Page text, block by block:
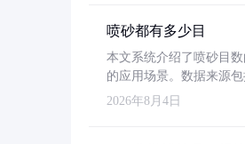
喷砂都有多少目
本文系统介绍了喷砂目
的应用场景。数据来源
2026年8月4日